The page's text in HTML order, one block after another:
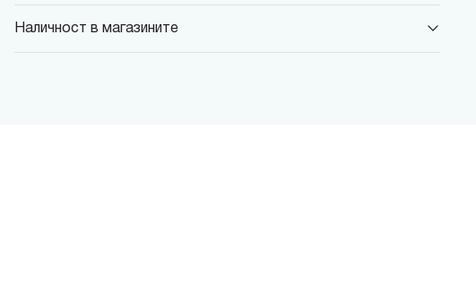
Наличност в магазините